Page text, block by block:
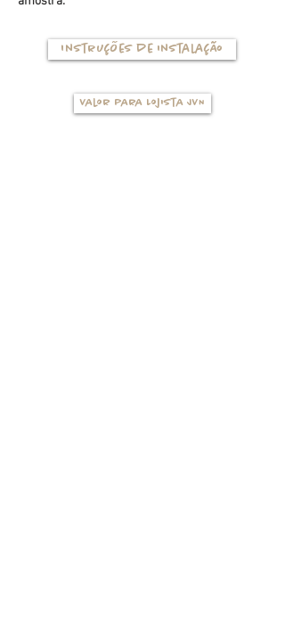
Instruções de instalação
Valor para Lojista JVN